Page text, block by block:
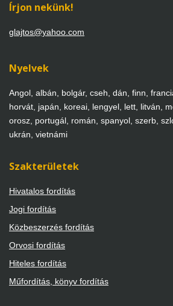
Írjon nekünk!
glajtos@yahoo.com
Nyelvek
Angol, albán, bolgár, cseh, dán, finn,
horvát, japán, koreai, lengyel, lett, litván,
orosz, portugál, román, spanyol, szerb,
ukrán, vietnámi
Szakterületek
Hivatalos fordítás
Jogi fordítás
Közbeszerzés fordítás
Orvosi fordítás
Hiteles fordítás
Műfordítás, könyv fordítás